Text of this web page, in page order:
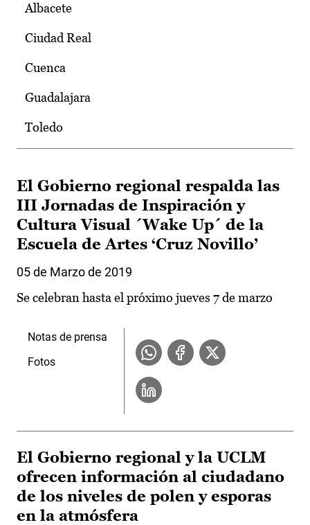
Albacete
Ciudad Real
Cuenca
Guadalajara
Toledo
El Gobierno regional respalda las
III Jornadas de Inspiración y
Cultura Visual ´Wake Up´ de la
Escuela de Artes ‘Cruz Novillo’
05 de Marzo de 2019
Se celebran hasta el próximo jueves 7 de marzo
Notas de prensa
Fotos
El Gobierno regional y la UCLM
ofrecen información al ciudadano
de los niveles de polen y esporas
en la atmósfera